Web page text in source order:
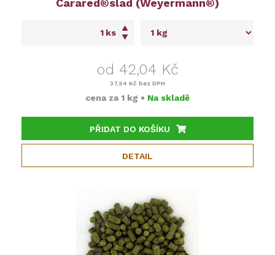
ks
od 42,04 Kč
37,54 Kč bez DPH
cena za 1 kg • Na skladě
PŘIDAT DO KOŠÍKU
DETAIL